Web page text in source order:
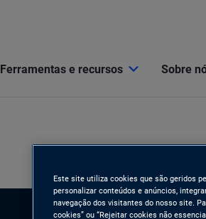
Ferramentas e recursos Sobre
Este site utiliza cookies que são geridos
personalizar conteúdos e anúncios,
navegação dos visitantes do nosso site.
cookies” ou “Rejeitar cookies não